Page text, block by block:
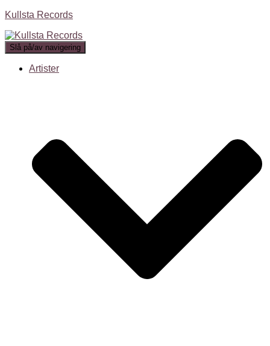
Kullsta Records
Slå på/av navigering
Artister